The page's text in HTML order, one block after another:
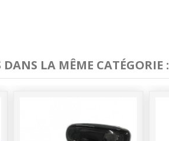
LA MÊME CATÉGORIE :